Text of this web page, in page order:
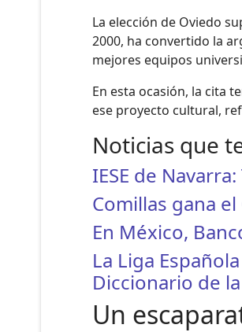
La elección de Oviedo
2000, ha convertido la
mejores equipos
En esta ocasión, la cita
ese proyecto cultural,
Noticias que
IESE de
Comillas gana
En México,
La Liga
Diccionario de la
Un